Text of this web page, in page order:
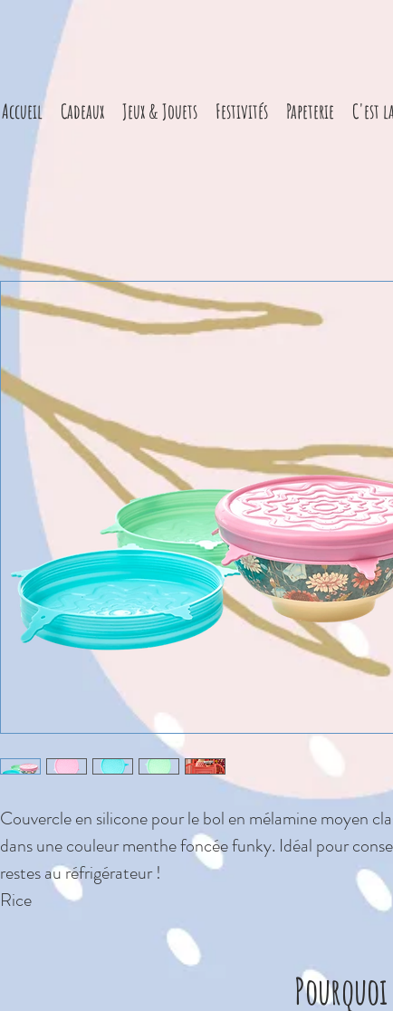
Accueil Cadeaux Jeux & Jouets Festivités Papeterie C'est
Couvercle en silicone pour le bol en mélamine moyen
dans une couleur menthe foncée funky. Idéal pour
restes au réfrigérateur !
Rice